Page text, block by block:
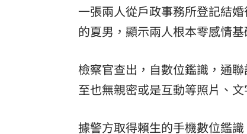
一張兩人從戶政事務所登記結
的夏男，顯示兩人根本零感情基
檢察官查出，自數位鑑識，通
至也無親密或是互動等照片、
據警方取得賴生的手機數位鑑